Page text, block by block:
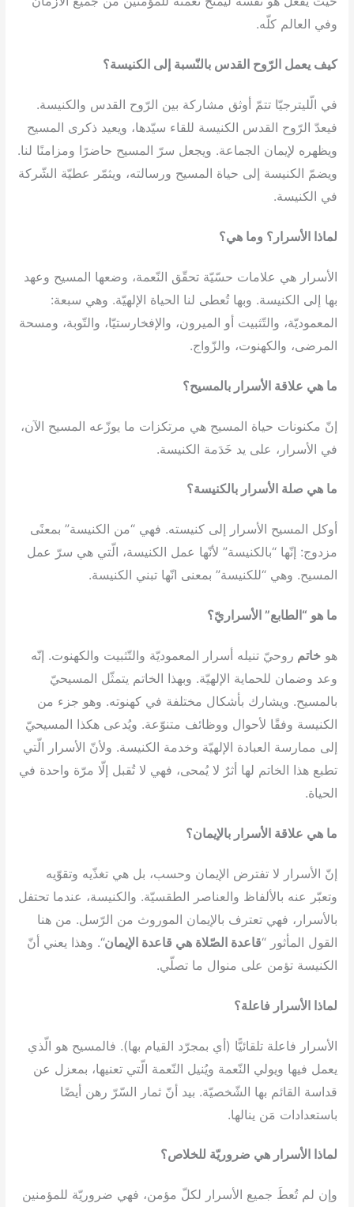
وفي العالم كلّه.
كيف يعمل الرّوح القدس بالنّسبة إلى الكنيسة؟
في الّليترجيّا تتمّ أوثق مشاركة بين الرّوح القدس والكنيسة.
فيعدّ الرّوح القدس الكنيسة للقاء سيّدها، ويعيد ذكرى المسيح
ويظهره لإيمان الجماعة. ويجعل سرّ المسيح حاضرًا ومزامنًا لنا.
ويضمّ الكنيسة إلى حياة المسيح ورسالته، ويثمّر عطيّة الشّركة
في الكنيسة.
لماذا الأسرار؟ وما هي؟
الأسرار هي علامات حسّيّة تحقّق النّعمة، وضعها المسيح وعهد
بها إلى الكنيسة. وبها تُعطى لنا الحياة الإلهيّة. وهي سبعة:
المعموديّة، والتّثبيت أو الميرون، والإفخارستيّا، والتّوبة، ومسحة
المرضى، والكهنوت، والزّواج.
ما هي علاقة الأسرار بالمسيح؟
إنّ مكنونات حياة المسيح هي مرتكزات ما يوزّعه المسيح الآن،
في الأسرار، على يد خَدَمة الكنيسة.
ما هي صلة الأسرار بالكنيسة؟
أوكل المسيح الأسرار إلى كنيسته. فهي “من الكنيسة” بمعنًى
مزدوج: إنّها “بالكنيسة” لأنّها عمل الكنيسة، الّتي هي سرّ عمل
المسيح. وهي “للكنيسة” بمعنى انّها تبني الكنيسة.
ما هو “الطابع” الأسراريّ؟
هوخاتم روحيّ تنيله أسرار المعموديّة والتّثبيت والكهنوت. إنّه
وعد وضمان للحماية الإلهيّة. وبهذا الخاتم يتمثّل المسيحيّ
بالمسيح. ويشارك بأشكال مختلفة في كهنوته. وهو جزء من
الكنيسة وفقًا لأحوال ووظائف متنوّعة. ويُدعى هكذا المسيحيّ
إلى ممارسة العبادة الإلهيّة وخدمة الكنيسة. ولأنّ الأسرار الّتي
تطبع هذا الخاتم لها أثرٌ لا يُمحى، فهي لا تُقبل إلّا مرّة واحدة في
الحياة.
ما هي علاقة الأسرار بالإيمان؟
إنّ الأسرار لا تفترض الإيمان وحسب، بل هي تغذّيه وتقوّيه
وتعبّر عنه بالألفاظ والعناصر الطقسيّة. والكنيسة، عندما تحتفل
بالأسرار، فهي تعترف بالإيمان الموروث من الرّسل. من هنا
القول المأثور “قاعدة الصّلاة هي قاعدة الإيمان“. وهذا يعني أنّ
الكنيسة تؤمن على منوال ما تصلّي.
لماذا الأسرار فاعلة؟
الأسرار فاعلة تلقائيًّا (أي بمجرّد القيام بها). فالمسيح هو الّذي
يعمل فيها ويولي النّعمة ويُنيل النّعمة الّتي تعنيها، بمعزل عن
قداسة القائم بها الشّخصيّة. بيد أنّ ثمار السّرّ رهن أيضًا
باستعدادات مَن ينالها.
لماذا الأسرار هي ضروريّة للخلاص؟
وإن لم تُعطَ جميع الأسرار لكلّ مؤمن، فهي ضروريّة للمؤمنين